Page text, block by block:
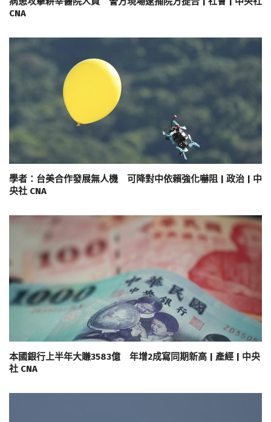
CNA
學者：台美合作發展無人機 可降對中依賴強化嚇阻 | 政治 | 中
央社 CNA
本國銀行上半年大賺3583億 年增2成寫同期新高 | 產經 | 中央
社 CNA